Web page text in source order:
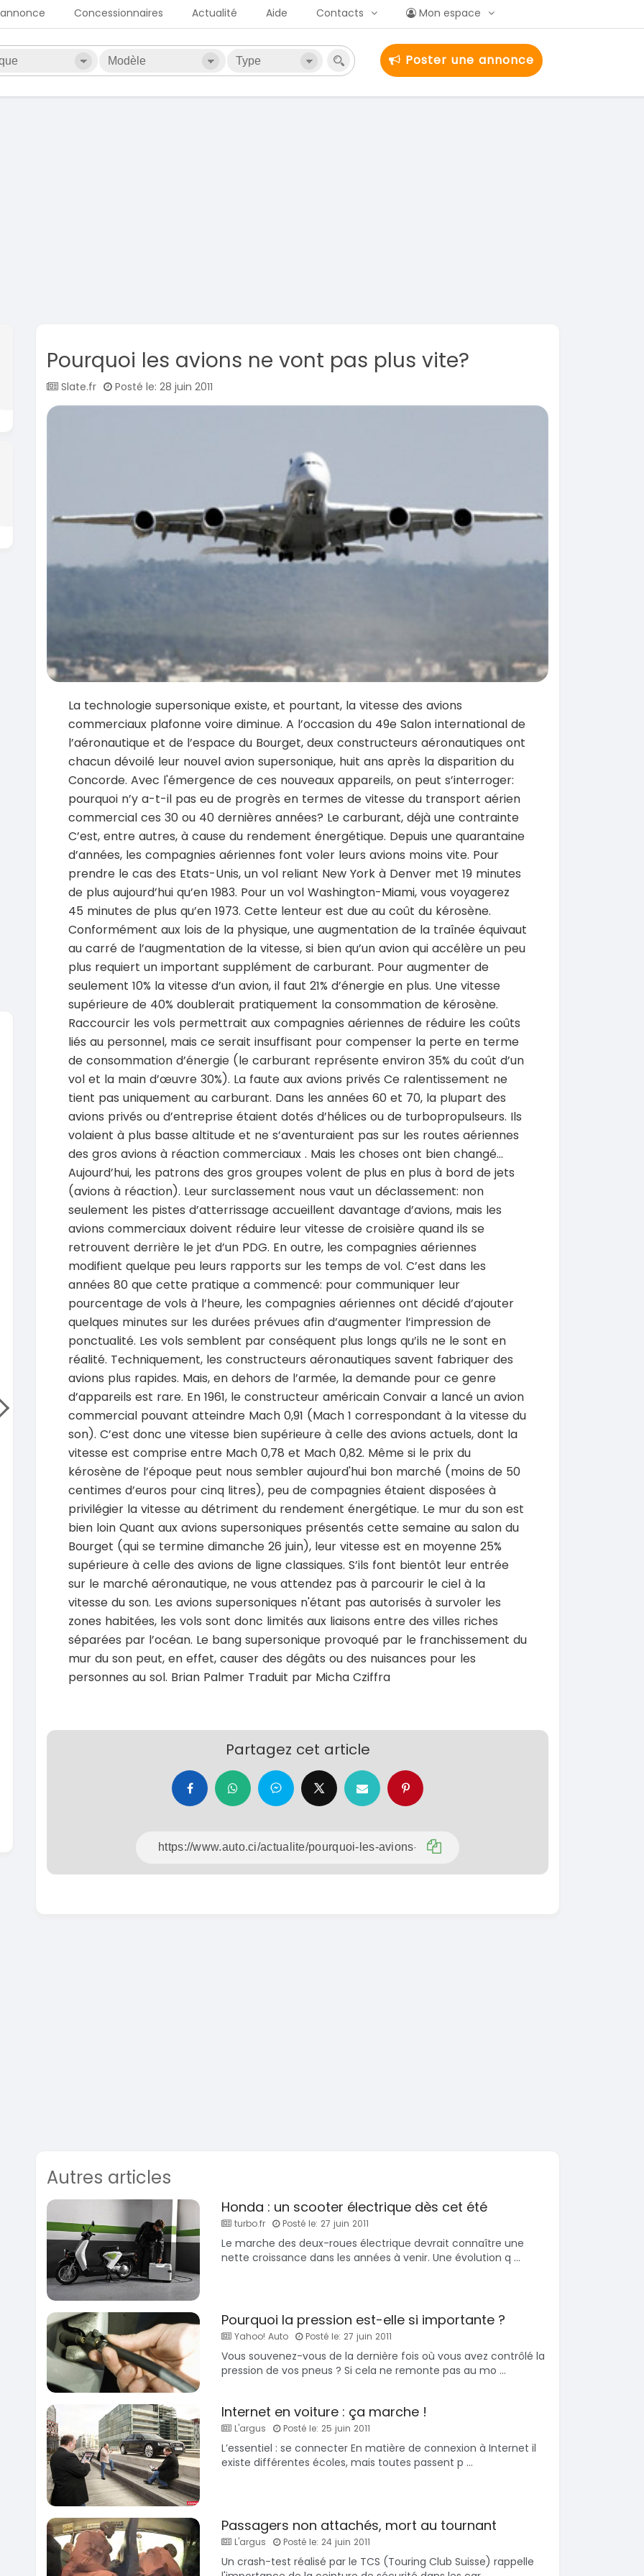
Concessionnaires Actualité Aide Contacts Mon espace
Poster une annonce
Suzuki Vitara
Vitara modele glx
2019
85000 Km
9 300 000FCFA
En vente
SPÉCIAL
Toyota Land Cruiser
1 Km
105 000 000FCFA
En vente
SPÉCIAL
Toyota Hilux
Hilux 2017
2017
93000 Km
14 500 000 FCFA
En vente
SPÉCIAL
Mitsubishi L200
L200 sportero
2021
76000 Km
18 500 000 FCFA
SPÉCIAL
KIA Sportage
Sportage x-line
2024
10000 Km
22 800 000FCFA
En vente
SPÉCIAL
Dacia Dokker
Dokker 1.6
100000 Km
SPÉCIAL
Porsche Cayenne
Cayenne moteur v6
2020
60000 Km
37 000 000FCFA
En vente
SPÉCIAL
Mitsubishi Pajero
129000 Km
7 800 000FCFA
En vente
SPÉCIAL
Toyota Prado
Prado 1.6
2015
100000 Km
15 800 000
En vente
SPÉCIAL
Honda CR-V
CR-V Touring
2022
52000 Km
18 900 000FCFA
SPÉCIAL
Toyota Prado
Prado 2.0L
2016
100000 Km
16 800 000 FCFA
En vente
SPÉCIAL
Mazda CX-5
CX-5 2.0 sport
2015
En vente
SPÉCIAL
Toyota HiAce
HiAce 2.0l
2018
45000 Km
18 900 000
En vente
Bestune T77
En vente
NEUF Chery Rely
Rely R8
21 500 000
En vente
Ford Ranger
Ranger 2.0L
2020
15 500 000
Santa FE 2.0
2021
63000 Km
15 000 000
En vente
KIA Sorento
Pourquoi les avions ne vont pas plus vite?
Slate.fr Posté le: 28 juin 2011
La technologie supersonique existe, et pourtant, la vitesse des avions
commerciaux plafonne voire diminue. A l’occasion du 49e Salon international de
l’aéronautique et de l’espace du Bourget, deux constructeurs aéronautiques ont
chacun dévoilé leur nouvel avion supersonique, huit ans après la disparition du
Concorde. Avec l'émergence de ces nouveaux appareils, on peut s’interroger:
pourquoi n’y a-t-il pas eu de progrès en termes de vitesse du transport aérien
commercial ces 30 ou 40 dernières années? Le carburant, déjà une contrainte
C’est, entre autres, à cause du rendement énergétique. Depuis une quarantaine
d’années, les compagnies aériennes font voler leurs avions moins vite. Pour
prendre le cas des Etats-Unis, un vol reliant New York à Denver met 19 minutes
de plus aujourd’hui qu’en 1983. Pour un vol Washington-Miami, vous voyagerez
45 minutes de plus qu’en 1973. Cette lenteur est due au coût du kérosène.
Conformément aux lois de la physique, une augmentation de la traînée équivaut
au carré de l’augmentation de la vitesse, si bien qu’un avion qui accélère un peu
plus requiert un important supplément de carburant. Pour augmenter de
seulement 10% la vitesse d’un avion, il faut 21% d’énergie en plus. Une vitesse
supérieure de 40% doublerait pratiquement la consommation de kérosène.
Raccourcir les vols permettrait aux compagnies aériennes de réduire les coûts
liés au personnel, mais ce serait insuffisant pour compenser la perte en terme
de consommation d’énergie (le carburant représente environ 35% du coût d’un
vol et la main d’œuvre 30%). La faute aux avions privés Ce ralentissement ne
tient pas uniquement au carburant. Dans les années 60 et 70, la plupart des
avions privés ou d’entreprise étaient dotés d’hélices ou de turbopropulseurs. Ils
volaient à plus basse altitude et ne s’aventuraient pas sur les routes aériennes
des gros avions à réaction commerciaux . Mais les choses ont bien changé…
Aujourd’hui, les patrons des gros groupes volent de plus en plus à bord de jets
(avions à réaction). Leur surclassement nous vaut un déclassement: non
seulement les pistes d’atterrissage accueillent davantage d’avions, mais les
avions commerciaux doivent réduire leur vitesse de croisière quand ils se
retrouvent derrière le jet d’un PDG. En outre, les compagnies aériennes
modifient quelque peu leurs rapports sur les temps de vol. C’est dans les
années 80 que cette pratique a commencé: pour communiquer leur
pourcentage de vols à l’heure, les compagnies aériennes ont décidé d’ajouter
quelques minutes sur les durées prévues afin d’augmenter l’impression de
ponctualité. Les vols semblent par conséquent plus longs qu’ils ne le sont en
réalité. Techniquement, les constructeurs aéronautiques savent fabriquer des
avions plus rapides. Mais, en dehors de l’armée, la demande pour ce genre
d’appareils est rare. En 1961, le constructeur américain Convair a lancé un avion
commercial pouvant atteindre Mach 0,91 (Mach 1 correspondant à la vitesse du
son). C’est donc une vitesse bien supérieure à celle des avions actuels, dont la
vitesse est comprise entre Mach 0,78 et Mach 0,82. Même si le prix du
kérosène de l’époque peut nous sembler aujourd'hui bon marché (moins de 50
centimes d’euros pour cinq litres), peu de compagnies étaient disposées à
privilégier la vitesse au détriment du rendement énergétique. Le mur du son est
bien loin Quant aux avions supersoniques présentés cette semaine au salon du
Bourget (qui se termine dimanche 26 juin), leur vitesse est en moyenne 25%
supérieure à celle des avions de ligne classiques. S’ils font bientôt leur entrée
sur le marché aéronautique, ne vous attendez pas à parcourir le ciel à la
vitesse du son. Les avions supersoniques n'étant pas autorisés à survoler les
zones habitées, les vols sont donc limités aux liaisons entre des villes riches
séparées par l’océan. Le bang supersonique provoqué par le franchissement du
mur du son peut, en effet, causer des dégâts ou des nuisances pour les
personnes au sol. Brian Palmer Traduit par Micha Cziffra
Partagez cet article
Autres articles
Honda : un scooter électrique dès cet été
turbo.fr Posté le: 27 juin 2011
Le marche des deux-roues électrique devrait connaître une
nette croissance dans les années à venir. Une évolution q ...
Pourquoi la pression est-elle si importante ?
Yahoo! Auto Posté le: 27 juin 2011
Vous souvenez-vous de la dernière fois où vous avez contrôlé la
pression de vos pneus ? Si cela ne remonte pas au mo ...
Internet en voiture : ça marche !
L'argus Posté le: 25 juin 2011
L’essentiel : se connecter En matière de connexion à Internet il
existe différentes écoles, mais toutes passent p ...
Passagers non attachés, mort au tournant
L'argus Posté le: 24 juin 2011
Un crash-test réalisé par le TCS (Touring Club Suisse) rappelle